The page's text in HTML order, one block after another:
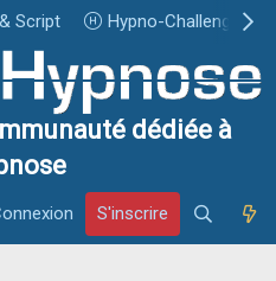
Script Hypno-Challenge
dédiée à
S'inscrire